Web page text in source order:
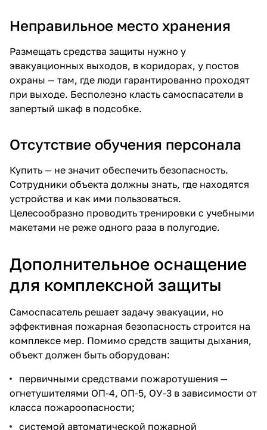
Неправильное место хранения
Размещать средства защиты нужно у
эвакуационных выходов, в коридорах, у постов
охраны — там, где люди гарантированно проходят
при выходе. Бесполезно класть самоспасатели в
запертый шкаф в подсобке.
Отсутствие обучения персонала
Купить — не значит обеспечить безопасность.
Сотрудники объекта должны знать, где находятся
устройства и как ими пользоваться.
Целесообразно проводить тренировки с учебными
макетами не реже одного раза в полугодие.
Дополнительное оснащение
для комплексной защиты
Самоспасатель решает задачу эвакуации, но
эффективная пожарная безопасность строится на
комплексе мер. Помимо средств защиты дыхания,
объект должен быть оборудован:
первичными средствами пожаротушения —
огнетушителями ОП-4, ОП-5, ОУ-3 в зависимости от
класса пожароопасности;
системой автоматической пожарной